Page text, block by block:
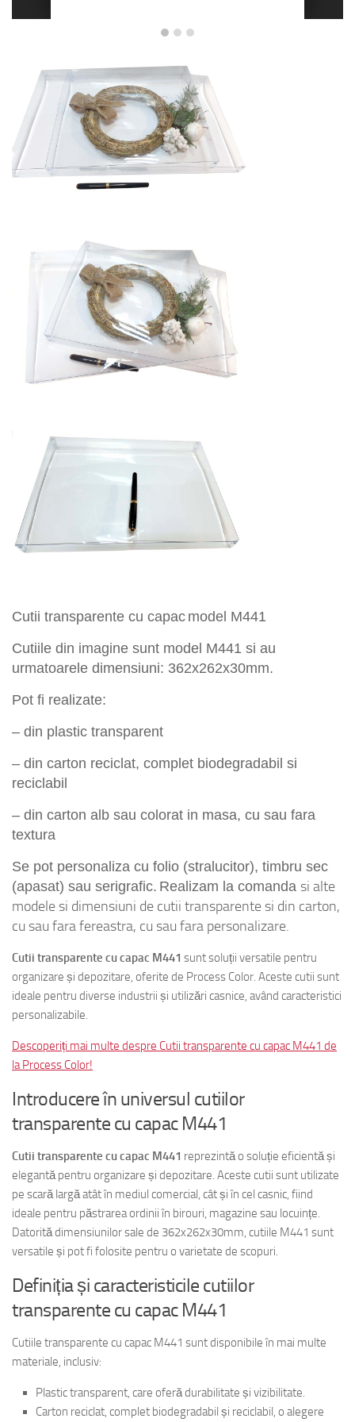
Cutii transparente cu capac model M441
Cutiile din imagine sunt model M441 si au
urmatoarele dimensiuni: 362x262x30mm.
Pot fi realizate:
– din plastic transparent
– din carton reciclat, complet biodegradabil si
reciclabil
– din carton alb sau colorat in masa, cu sau fara
textura
Se pot personaliza cu folio (stralucitor), timbru sec
(apasat) sau serigrafic. Realizam la comanda si alte
modele si dimensiuni de cutii transparente si din carton,
cu sau fara fereastra, cu sau fara personalizare.
Cutii transparente cu capac M441 sunt soluții versatile pentru
organizare și depozitare, oferite de Process Color. Aceste cutii sunt
ideale pentru diverse industrii și utilizări casnice, având caracteristici
personalizabile.
Descoperiți mai multe despre Cutii transparente cu capac M441 de
la Process Color!
Introducere în universul cutiilor
transparente cu capac M441
Cutii transparente cu capac M441 reprezintă o soluție eficientă și
elegantă pentru organizare și depozitare. Aceste cutii sunt utilizate
pe scară largă atât în mediul comercial, cât și în cel casnic, fiind
ideale pentru păstrarea ordinii în birouri, magazine sau locuințe.
Datorită dimensiunilor sale de 362x262x30mm, cutiile M441 sunt
versatile și pot fi folosite pentru o varietate de scopuri.
Definiția și caracteristicile cutiilor
transparente cu capac M441
Cutiile transparente cu capac M441 sunt disponibile în mai multe
materiale, inclusiv:
Plastic transparent, care oferă durabilitate și vizibilitate.
Carton reciclat, complet biodegradabil și reciclabil, o alegere